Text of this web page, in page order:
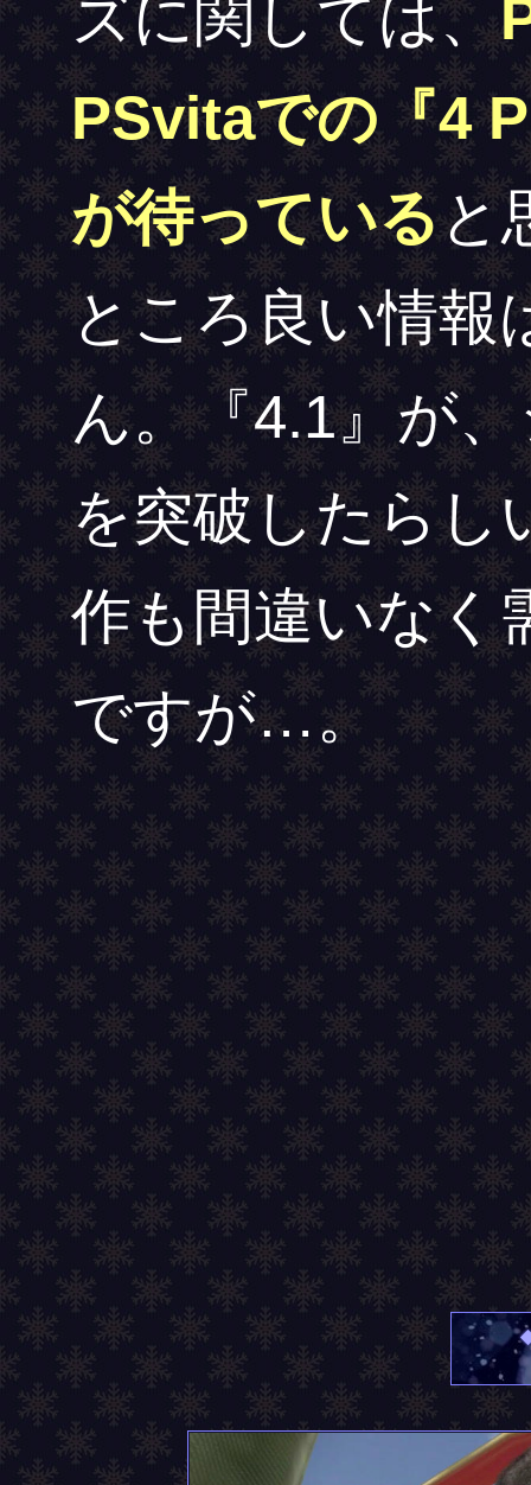
ズに関しては、
PSvitaでの『4
が待っていると
ところ良い情報
ん。『4.1』が
を突破したらし
作も間違いなく
ですが…。